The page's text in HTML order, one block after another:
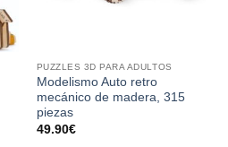
PUZZLES 3D PARA ADULTOS
Modelismo Auto retro
mecánico de madera, 315
piezas
49.90€